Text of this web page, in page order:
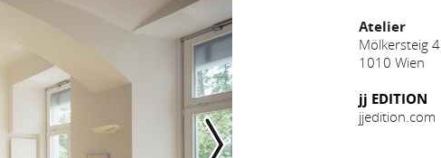
Atelier
Mölkersteig 4
1010 Wien
jj EDITION
jjedition.com